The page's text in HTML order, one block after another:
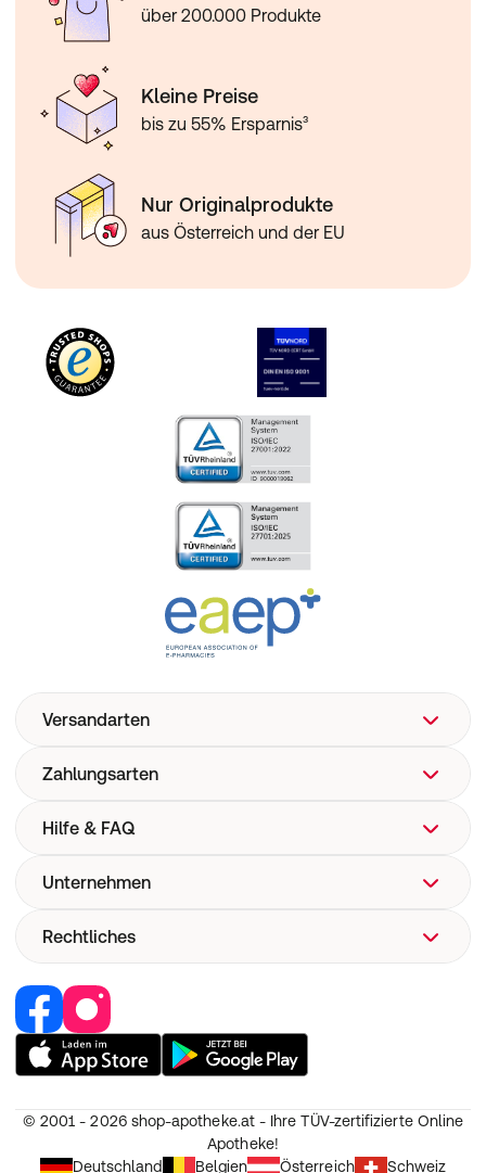
über 200.000 Produkte
Kleine Preise
bis zu 55% Ersparnis³
Nur Originalprodukte
aus Österreich und der EU
Versandarten
Zahlungsarten
Hilfe & FAQ
FAQ
Versand
Medizinproduktesicherheit
Unternehmen
Über uns
Corporate Website
Retail Media
Jobs & Karriere
Partner werden
Rechtliches
Vertrag widerrufen
Nutzung und Haftung
AGB
Erklärung zur Barrierefreiheit
© 2001 - 2026 shop-apotheke.at - Ihre TÜV-zertifizierte Online
Apotheke!
Deutschland
Belgien Österreich Schweiz